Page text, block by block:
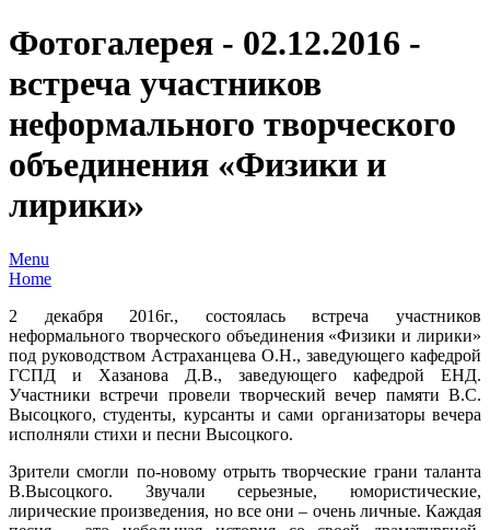
Фотогалерея - 02.12.2016 -
встреча участников
неформального творческого
объединения «Физики и
лирики»
Menu
Home
2 декабря 2016г., состоялась встреча участников
неформального творческого объединения «Физики и лирики»
под руководством Астраханцева О.Н., заведующего кафедрой
ГСПД и Хазанова Д.В., заведующего кафедрой ЕНД.
Участники встречи провели творческий вечер памяти В.С.
Высоцкого, студенты, курсанты и сами организаторы вечера
исполняли стихи и песни Высоцкого.
Зрители смогли по-новому отрыть творческие грани таланта
В.Высоцкого. Звучали серьезные, юмористические,
лирические произведения, но все они – очень личные. Каждая